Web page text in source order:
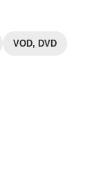
VOD, DVD